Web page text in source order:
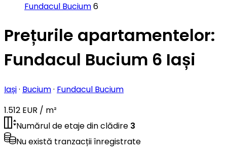
Fundacul Bucium6
Prețurile apartamentelor:
Fundacul Bucium 6 Iași
Iași· Bucium· Fundacul Bucium
1.512 EUR / m²
Numărul de etaje din clădire 3
Nu există tranzacții înregistrate